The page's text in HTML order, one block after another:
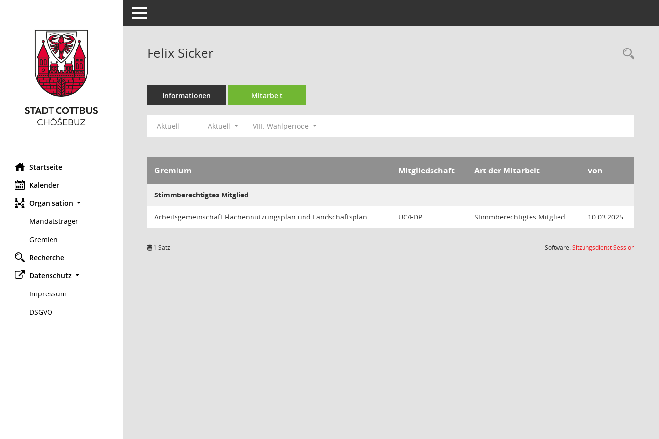
Startseite
Kalender
Organisation
Mandatsträger
Gremien
Recherche
Datenschutz
Impressum
DSGVO
Toggle navigation
Felix Sicker
Informationen Mitarbeit
Aktuell Aktuell VIII. Wahlperiode
Gremium Mitgliedschaft Art der Mitarbeit von
Stimmberechtigtes Mitglied
Arbeitsgemeinschaft Flächennutzungsplan und Landschaftsplan UC/FDP Stimmberechtigtes Mitglied 10.03.2025
1 Satz Software:SitzungsdienstSession(Wird in